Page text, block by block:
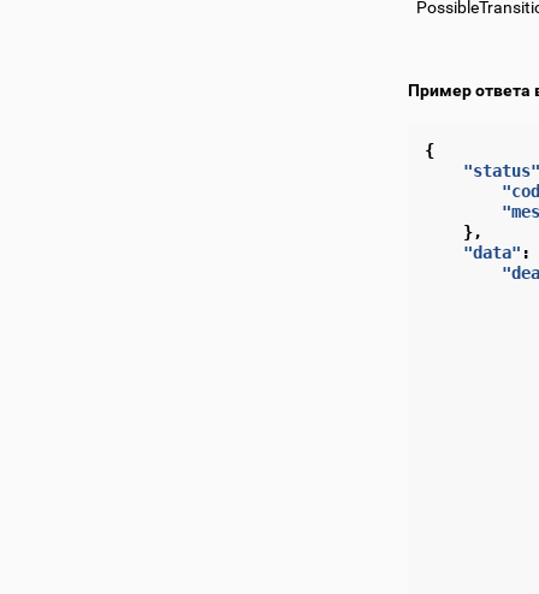
Пример ответа
{
"status"
},
"data" :